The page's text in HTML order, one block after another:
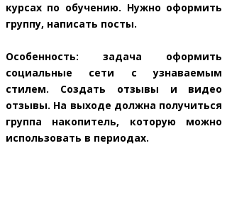
курсах по обучению. Нужно оформить
группу, написать посты.
Особенность: задача оформить
социальные сети с узнаваемым
стилем. Создать отзывы и видео
отзывы. На выходе должна получиться
группа накопитель, которую можно
использовать в периодах.